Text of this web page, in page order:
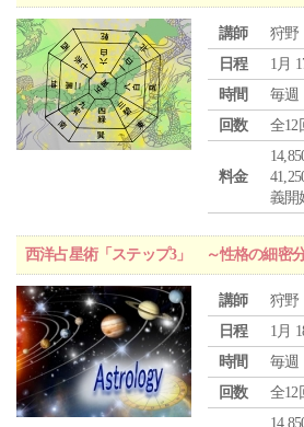
講師
狩
日程
1月
時間
毎週
回数
全12
料金
義開
西洋占星術「ステップ3」 ～性格の細密
講師
狩
日程
1月
時間
毎週
回数
全12